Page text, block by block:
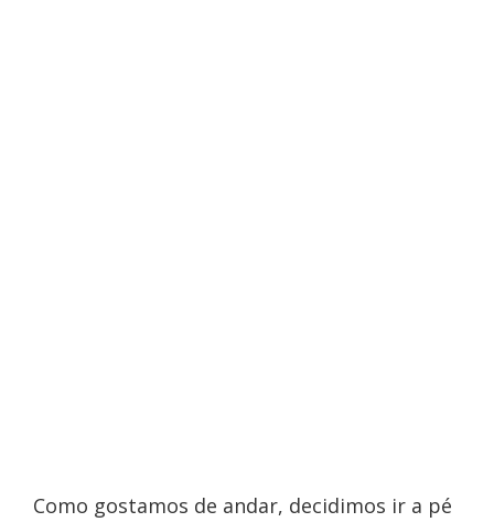
Como gostamos de andar, decidimos ir a pé